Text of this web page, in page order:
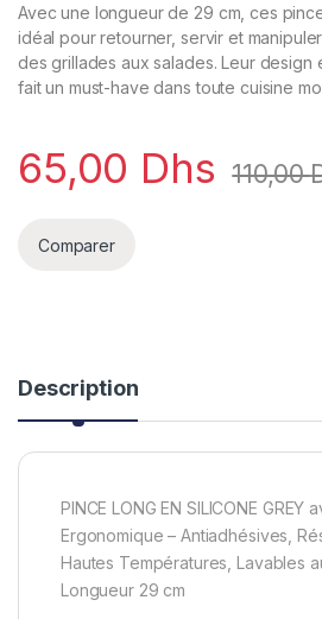
Avec une longueur de 29 cm, ces
idéal pour retourner, servir et manipuler
des grillades aux salades. Leur
fait un must-have dans toute cuisine
65,00 Dhs 110,00
Comparer
Description
PINCE LONG EN SILICONE GREY
Ergonomique – Antiadhésives,
Hautes Températures, Lavables
Longueur 29 cm